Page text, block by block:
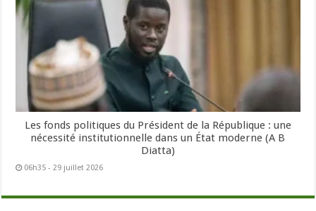
Les fonds politiques du Président de la République : une
nécessité institutionnelle dans un État moderne (A B
Diatta)
06h35 - 29 juillet 2026